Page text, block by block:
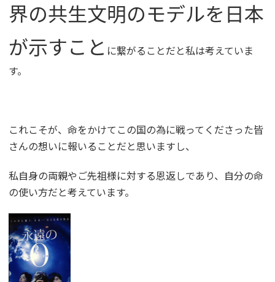
界の共生文明のモデルを日本
が示すこと に繋がることだと私は考えていま
す。
これこそが、命をかけてこの国の為に戦ってくださった皆
さんの想いに報いることだと思いますし、
私自身の両親やご先祖様に対する恩返しであり、自分の命
の使い方だと考えています。